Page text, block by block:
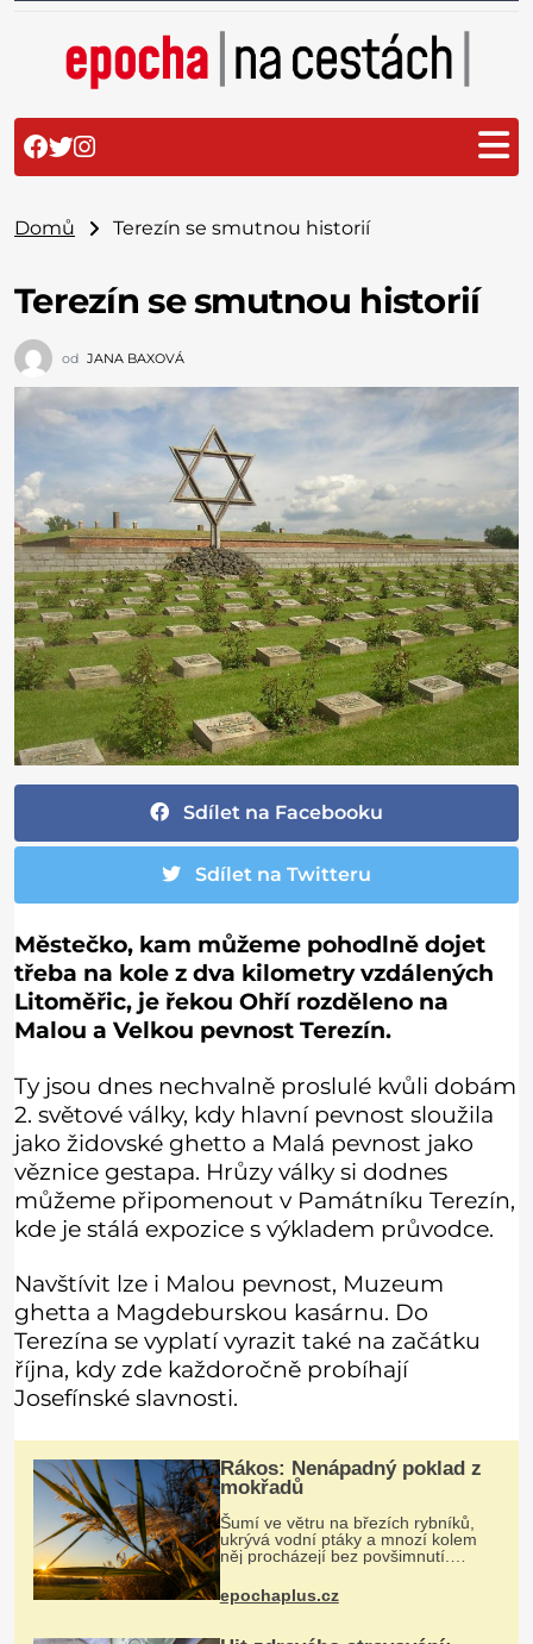
Domů Terezín se smutnou historií
Terezín se smutnou historií
od JANA BAXOVÁ
Sdílet na Facebooku
Sdílet na Twitteru
Městečko, kam můžeme pohodlně dojet
třeba na kole z dva kilometry vzdálených
Litoměřic, je řekou Ohří rozděleno na
Malou a Velkou pevnost Terezín.
Ty jsou dnes nechvalně proslulé kvůli dobám
2. světové války, kdy hlavní pevnost sloužila
jako židovské ghetto a Malá pevnost jako
věznice gestapa. Hrůzy války si dodnes
můžeme připomenout v Památníku Terezín,
kde je stálá expozice s výkladem průvodce.
Navštívit lze i Malou pevnost, Muzeum
ghetta a Magdeburskou kasárnu. Do
Terezína se vyplatí vyrazit také na začátku
října, kdy zde každoročně probíhají
Josefínské slavnosti.
Rákos: Nenápadný poklad z
mokřadů
Šumí ve větru na březích rybníků,
ukrývá vodní ptáky a mnozí kolem
něj procházejí bez povšimnutí.
Přesto právě rákos pomáhal stavět
domy, vyrábět lodě, zapisovat první
texty a inspiroval řadu pověstí.
epochaplus.cz